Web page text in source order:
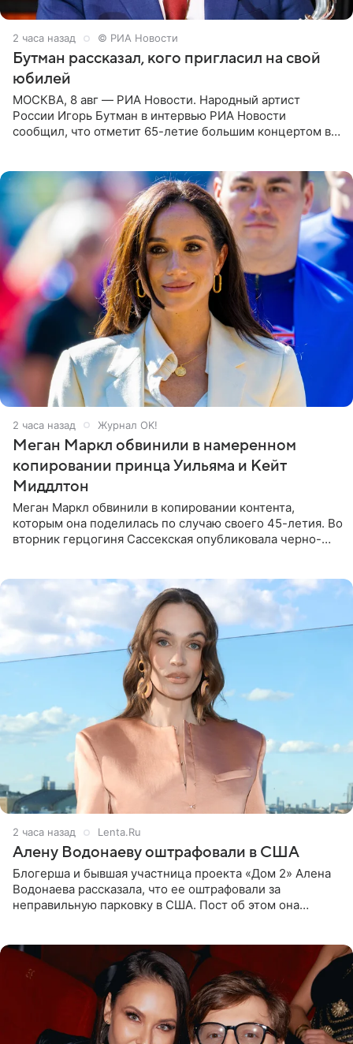
2 часа назад © РИА Новости
Бутман рассказал, кого пригласил на свой
юбилей
МОСКВА, 8 авг — РИА Новости. Народный артист
России Игорь Бутман в интервью РИА Новости
сообщил, что отметит 65-летие большим концертом в
2 часа назад Журнал OK!
Меган Маркл обвинили в намеренном
копировании принца Уильяма и Кейт
Миддлтон
Меган Маркл обвинили в копировании контента,
которым она поделилась по случаю своего 45-летия. Во
вторник герцогиня Сассекская опубликовала черно-
2 часа назад Lenta.Ru
Алену Водонаеву оштрафовали в США
Блогерша и бывшая участница проекта «Дом 2» Алена
Водонаева рассказала, что ее оштрафовали за
неправильную парковку в США. Пост об этом она